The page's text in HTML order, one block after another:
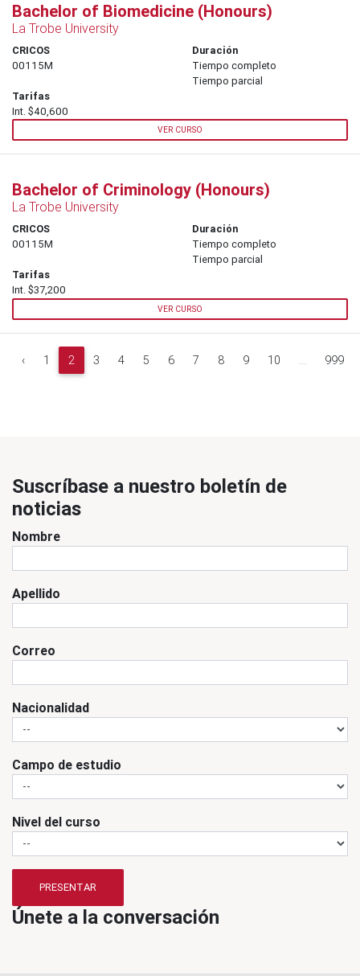
Bachelor of Biomedicine (Honours)
La Trobe University
CRICOS
00115M
Duración
Tiempo completo
Tiempo parcial
Tarifas
Int. $40,600
VER CURSO
Bachelor of Criminology (Honours)
La Trobe University
CRICOS
00115M
Duración
Tiempo completo
Tiempo parcial
Tarifas
Int. $37,200
VER CURSO
‹ 1 2 3 4 5 6 7 8 9 10 ... 999
Suscríbase a nuestro boletín de
noticias
Nombre
Apellido
Correo
Nacionalidad
Campo de estudio
Nivel del curso
PRESENTAR
Únete a la conversación